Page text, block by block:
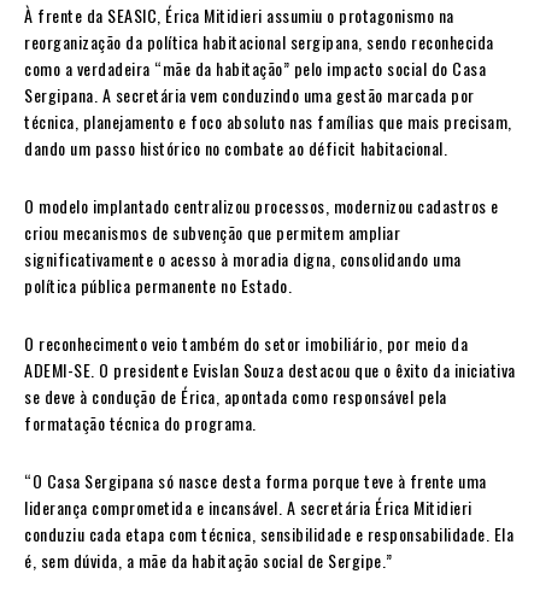
À frente da SEASIC, Érica Mitidieri assumiu o protagonismo na
reorganização da política habitacional sergipana, sendo reconhecida
como a verdadeira “mãe da habitação” pelo impacto social do Casa
Sergipana. A secretária vem conduzindo uma gestão marcada por
técnica, planejamento e foco absoluto nas famílias que mais precisam,
dando um passo histórico no combate ao déficit habitacional.
O modelo implantado centralizou processos, modernizou cadastros e
criou mecanismos de subvenção que permitem ampliar
significativamente o acesso à moradia digna, consolidando uma
política pública permanente no Estado.
O reconhecimento veio também do setor imobiliário, por meio da
ADEMI-SE. O presidente Evislan Souza destacou que o êxito da iniciativa
se deve à condução de Érica, apontada como responsável pela
formatação técnica do programa.
“O Casa Sergipana só nasce desta forma porque teve à frente uma
liderança comprometida e incansável. A secretária Érica Mitidieri
conduziu cada etapa com técnica, sensibilidade e responsabilidade. Ela
é, sem dúvida, a mãe da habitação social de Sergipe.”